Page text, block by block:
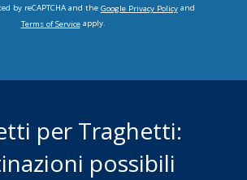
by reCAPTCHA and the Google Privacy Policyand
Terms of Serviceapply.
per Traghetti:
possibili